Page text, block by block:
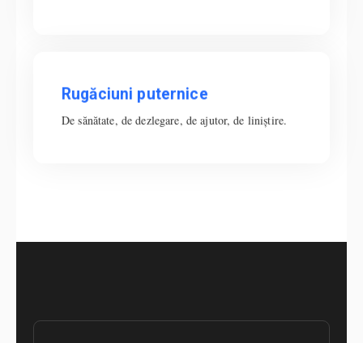
Rugăciuni puternice
De sănătate, de dezlegare, de ajutor, de liniștire.
Rugăciuni puternice
De sănătate, de dezlegare, de ajutor, de liniștire.